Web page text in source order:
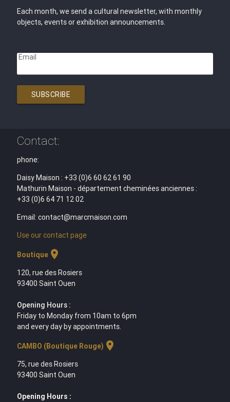
Each month, we send a cultural newsletter, with monthly
objects, events or exhibition announcements.
Email
SUBSCRIBE
Contact:
phone:
Daisy Maison : +33 (0)6 60 62 61 90
Mathurin Maison - département cheminées anciennes :
+33 (0)6 64 71 12 02
Email: contact@marcmaison.com
Use our contact page
Boutiquelocation_on
120, rue des Rosiers
93400 Saint Ouen
Opening Hours :
Friday to Monday from 10am to 6pm
and every day by appointments.
CAMBO (Boutique Rouge) location_on
75, rue des Rosiers
93400 Saint Ouen
Opening Hours :